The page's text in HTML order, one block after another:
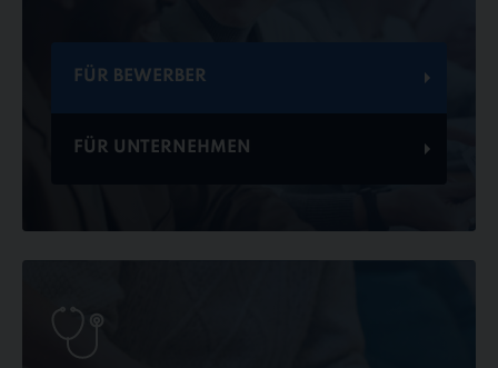
FÜR BEWERBER
FÜR UNTERNEHMEN